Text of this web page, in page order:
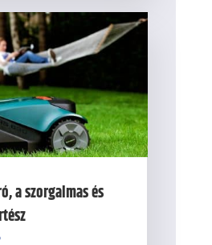
a szorgalmas és